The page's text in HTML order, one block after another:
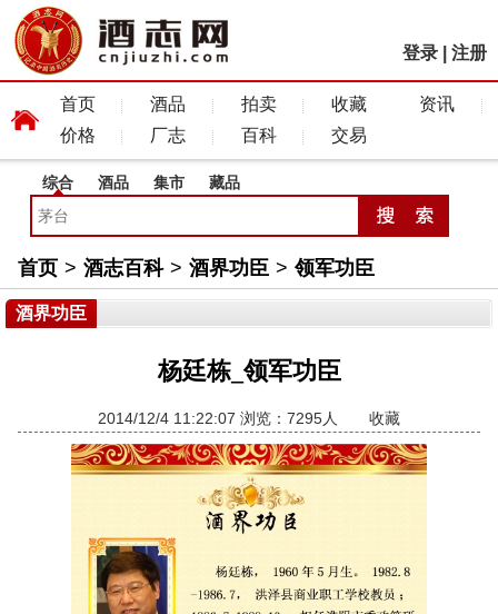
登录 注册
首页 酒品 拍卖 收藏
资讯
价格
厂志 百科 交易
综合 酒品 集市 藏品
首页 > 酒志百科 > 酒界功臣 > 领军功臣
酒界功臣
杨廷栋_领军功臣
2014/12/4 11:22:07 浏览：7295人 收藏